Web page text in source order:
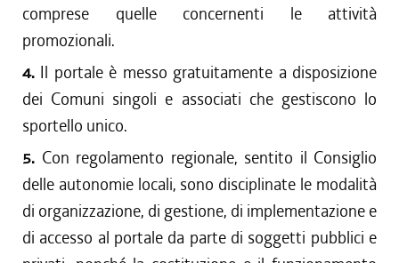
comprese quelle concernenti le attività
promozionali.
4. Il portale è messo gratuitamente a disposizione
dei Comuni singoli e associati che gestiscono lo
sportello unico.
5. Con regolamento regionale, sentito il Consiglio
delle autonomie locali, sono disciplinate le modalità
di organizzazione, di gestione, di implementazione e
di accesso al portale da parte di soggetti pubblici e